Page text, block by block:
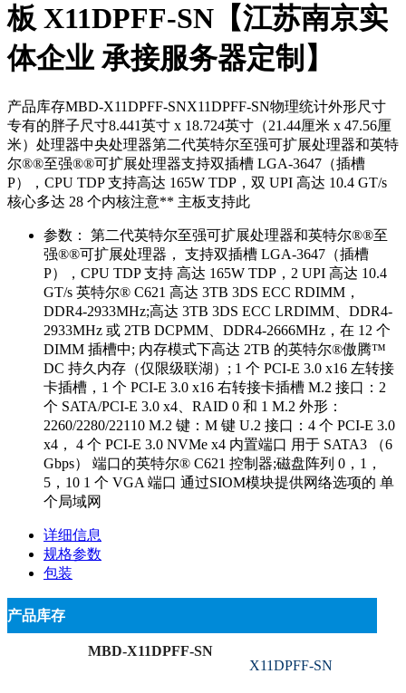
板 X11DPFF-SN【江苏南京实
体企业 承接服务器定制】
产品库存MBD-X11DPFF-SNX11DPFF-SN物理统计外形尺寸
专有的胖子尺寸8.441英寸 x 18.724英寸（21.44厘米 x 47.56厘
米）处理器中央处理器第二代英特尔至强可扩展处理器和英特
尔®®至强®®可扩展处理器支持双插槽 LGA-3647（插槽
P），CPU TDP 支持高达 165W TDP，双 UPI 高达 10.4 GT/s
核心多达 28 个内核注意** 主板支持此
参数：
第二代英特尔至强可扩展处理器和英特尔®®至
强®®可扩展处理器， 支持双插槽 LGA-3647（插槽
P），CPU TDP 支持 高达 165W TDP，2 UPI 高达 10.4
GT/s 英特尔® C621 高达 3TB 3DS ECC RDIMM，
DDR4-2933MHz;高达 3TB 3DS ECC LRDIMM、DDR4-
2933MHz 或 2TB DCPMM、DDR4-2666MHz，在 12 个
DIMM 插槽中; 内存模式下高达 2TB 的英特尔®傲腾™
DC 持久内存（仅限级联湖）; 1 个 PCI-E 3.0 x16 左转接
卡插槽，1 个 PCI-E 3.0 x16 右转接卡插槽 M.2 接口：2
个 SATA/PCI-E 3.0 x4、RAID 0 和 1 M.2 外形：
2260/2280/22110 M.2 键：M 键 U.2 接口：4 个 PCI-E 3.0
x4， 4 个 PCI-E 3.0 NVMe x4 内置端口 用于 SATA3 （6
Gbps） 端口的英特尔® C621 控制器;磁盘阵列 0，1，
5，10 1 个 VGA 端口 通过SIOM模块提供网络选项的 单
个局域网
详细信息
规格参数
包装
产品库存
MBD-X11DPFF-SN
X11DPFF-SN